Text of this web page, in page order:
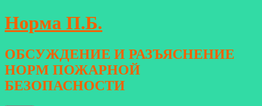
Перейти
к
Норма П.Б.
ОБСУЖДЕНИЕ И РАЗЪЯСНЕНИЕ
НОРМ ПОЖАРНОЙ
БЕЗОПАСНОСТИ